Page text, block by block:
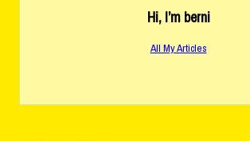
Hi, I’m berni
All My Articles